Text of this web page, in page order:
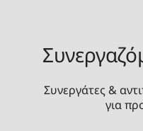
Συνεργάτες &
για